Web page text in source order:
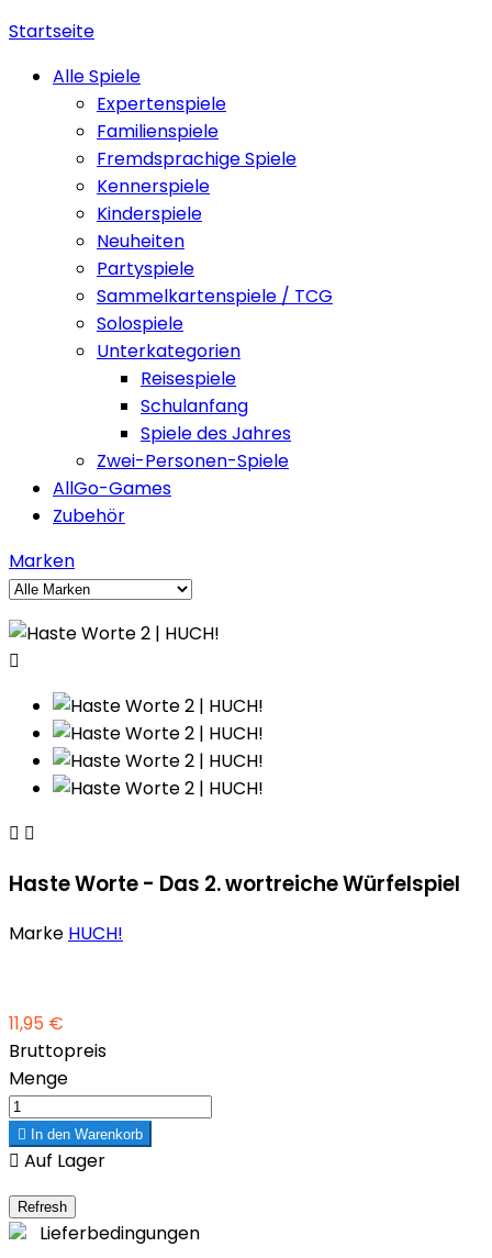
Startseite
Alle Spiele
Expertenspiele
Familienspiele
Fremdsprachige Spiele
Kennerspiele
Kinderspiele
Neuheiten
Partyspiele
Sammelkartenspiele / TCG
Solospiele
Unterkategorien
Reisespiele
Schulanfang
Spiele des Jahres
Zwei-Personen-Spiele
AllGo-Games
Zubehör
Marken

 
Haste Worte - Das 2. wortreiche Würfelspiel
Marke HUCH!
11,95 €
Bruttopreis
Menge
 In den Warenkorb
 Auf Lager
Lieferbedingungen